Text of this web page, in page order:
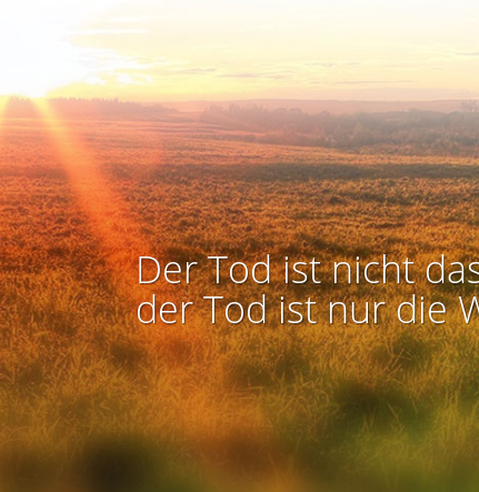
Der Tod ist nicht
der Tod ist nur die